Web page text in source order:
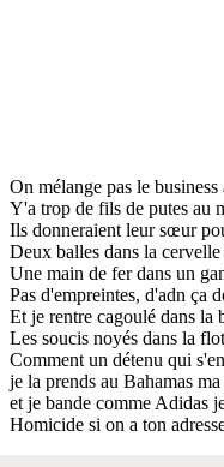
On mélange pas le
Y'a trop de fils de putes au
Ils donneraient leur sœur
Deux balles dans la
Une main de fer dans un
Pas d'empreintes, d'adn ça
Et je rentre cagoulé dans
Les soucis noyés dans la
Comment un détenu qui
je la prends au Bahamas
et je bande comme Adidas
Homicide si on a ton